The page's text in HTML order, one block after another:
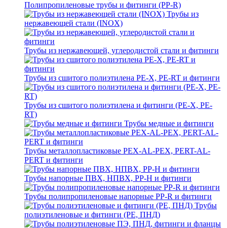
Полипропиленовые трубы и фитинги (PP-R)
Трубы из
нержавеющей стали (INOX)
Трубы из нержавеющей, углеродистой стали и фитинги
Трубы из сшитого полиэтилена PE-X, PE-RT и фитинги
Трубы из сшитого полиэтилена и фитинги (PE-X, PE-
RT)
Трубы медные и фитинги
Трубы металлопластиковые PEX-AL-PEX, PERT-AL-
PERT и фитинги
Трубы напорные ПВХ, НПВХ, PP-H и фитинги
Трубы полипропиленовые напорные PP-R и фитинги
Трубы
полиэтиленовые и фитинги (PE, ПНД)